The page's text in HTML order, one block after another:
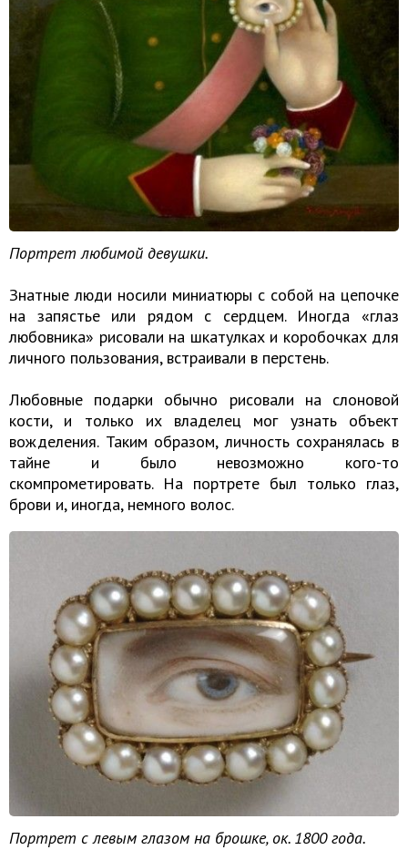
Портрет любимой девушки.
Знатные люди носили миниатюры с собой на цепочке
на запястье или рядом с сердцем. Иногда «глаз
любовника» рисовали на шкатулках и коробочках для
личного пользования, встраивали в перстень.
Любовные подарки обычно рисовали на слоновой
кости, и только их владелец мог узнать объект
вожделения. Таким образом, личность сохранялась в
тайне и было невозможно кого-то
скомпрометировать. На портрете был только глаз,
брови и, иногда, немного волос.
Портрет с левым глазом на брошке, ок. 1800 года.